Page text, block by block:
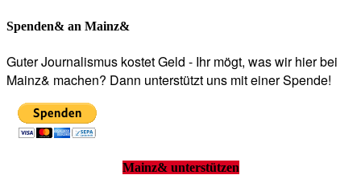
Spenden& an Mainz&
Guter Journalismus kostet Geld - Ihr mögt, was wir hier bei
Mainz& machen? Dann unterstützt uns mit einer Spende!
Mainz& unterstützen